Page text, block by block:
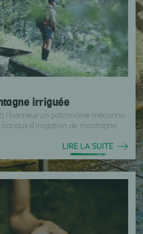
irriguée
l’honneur un patrimoine méconnu
d’irrigation de montagne.
LIRE LA SUITE